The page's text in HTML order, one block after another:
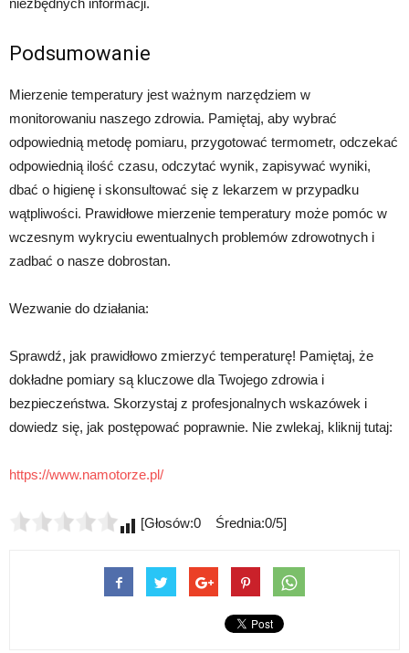
niezbędnych informacji.
Podsumowanie
Mierzenie temperatury jest ważnym narzędziem w
monitorowaniu naszego zdrowia. Pamiętaj, aby wybrać
odpowiednią metodę pomiaru, przygotować termometr, odczekać
odpowiednią ilość czasu, odczytać wynik, zapisywać wyniki,
dbać o higienę i skonsultować się z lekarzem w przypadku
wątpliwości. Prawidłowe mierzenie temperatury może pomóc w
wczesnym wykryciu ewentualnych problemów zdrowotnych i
zadbać o nasze dobrostan.
Wezwanie do działania:
Sprawdź, jak prawidłowo zmierzyć temperaturę! Pamiętaj, że
dokładne pomiary są kluczowe dla Twojego zdrowia i
bezpieczeństwa. Skorzystaj z profesjonalnych wskazówek i
dowiedz się, jak postępować poprawnie. Nie zwlekaj, kliknij tutaj:
https://www.namotorze.pl/
[Głosów:0 Średnia:0/5]